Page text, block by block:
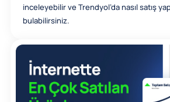
inceleyebilir ve Trendyol’da nasıl satış
bulabilirsiniz.